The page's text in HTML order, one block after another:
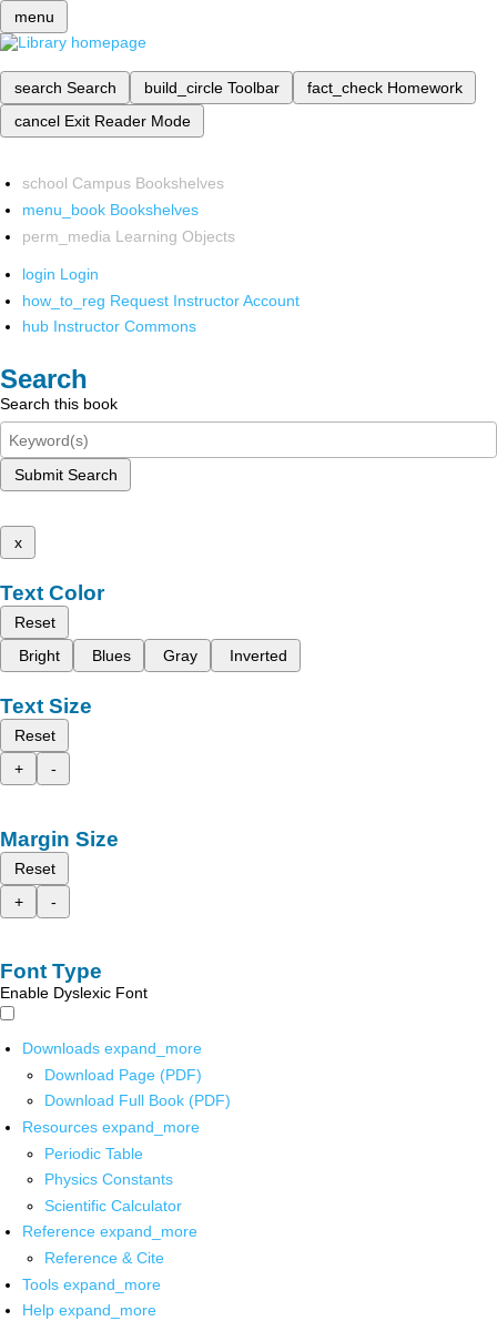
menu
search Search build_circle Toolbar fact_check Homework
cancel Exit Reader Mode
school Campus Bookshelves
menu_book Bookshelves
perm_media Learning Objects
login Login
how_to_reg Request Instructor Account
hub Instructor Commons
Search
Search this book
Submit Search
x
Text Color
Reset
Bright
Blues Gray Inverted
Text Size
Reset
+
-
Margin Size
Reset
+
-
Font Type
Enable Dyslexic Font
Downloads expand_more
Download Page (PDF)
Download Full Book (PDF)
Resources expand_more
Periodic Table
Physics Constants
Scientific Calculator
Reference expand_more
Reference & Cite
Tools expand_more
Help expand_more